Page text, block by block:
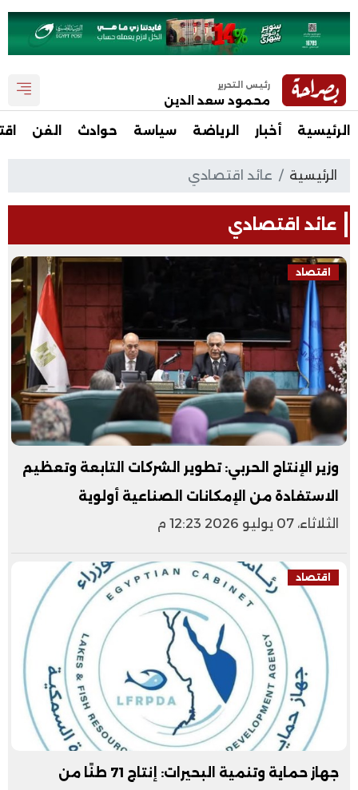
رئيس التحرير
محمود سعد الدين
الرئيسية أخبار الرياضة سياسة حوادث الفن
الرئيسية عائد اقتصادي
عائد اقتصادي
اقتصاد
وزير الإنتاج الحربي: تطوير الشركات التابعة وتعظيم
الاستفادة من الإمكانات الصناعية أولوية
الثلاثاء، 07 يوليو 2026 12:23 م
اقتصاد
جهاز حماية وتنمية البحيرات: إنتاج 71 طنًا من